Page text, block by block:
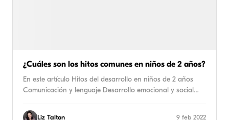
¿Cuáles son los hitos comunes en niños de 2 años?
En este artículo Hitos del desarrollo en niños de 2 años
Comunicación y lenguaje Desarrollo emocional y social…
Liz Talton 9 feb 2022